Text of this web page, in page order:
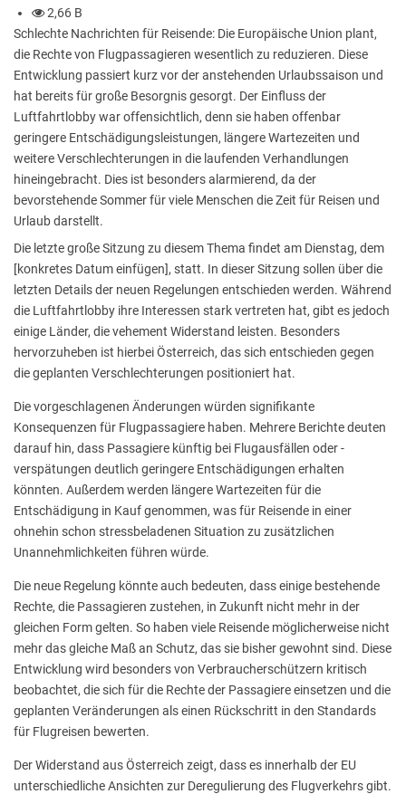
2,66 B
Schlechte Nachrichten für Reisende: Die Europäische Union plant,
die Rechte von Flugpassagieren wesentlich zu reduzieren. Diese
Entwicklung passiert kurz vor der anstehenden Urlaubssaison und
hat bereits für große Besorgnis gesorgt. Der Einfluss der
Luftfahrtlobby war offensichtlich, denn sie haben offenbar
geringere Entschädigungsleistungen, längere Wartezeiten und
weitere Verschlechterungen in die laufenden Verhandlungen
hineingebracht. Dies ist besonders alarmierend, da der
bevorstehende Sommer für viele Menschen die Zeit für Reisen und
Urlaub darstellt.
Die letzte große Sitzung zu diesem Thema findet am Dienstag, dem
[konkretes Datum einfügen], statt. In dieser Sitzung sollen über die
letzten Details der neuen Regelungen entschieden werden. Während
die Luftfahrtlobby ihre Interessen stark vertreten hat, gibt es jedoch
einige Länder, die vehement Widerstand leisten. Besonders
hervorzuheben ist hierbei Österreich, das sich entschieden gegen
die geplanten Verschlechterungen positioniert hat.
Die vorgeschlagenen Änderungen würden signifikante
Konsequenzen für Flugpassagiere haben. Mehrere Berichte deuten
darauf hin, dass Passagiere künftig bei Flugausfällen oder -
verspätungen deutlich geringere Entschädigungen erhalten
könnten. Außerdem werden längere Wartezeiten für die
Entschädigung in Kauf genommen, was für Reisende in einer
ohnehin schon stressbeladenen Situation zu zusätzlichen
Unannehmlichkeiten führen würde.
Die neue Regelung könnte auch bedeuten, dass einige bestehende
Rechte, die Passagieren zustehen, in Zukunft nicht mehr in der
gleichen Form gelten. So haben viele Reisende möglicherweise nicht
mehr das gleiche Maß an Schutz, das sie bisher gewohnt sind. Diese
Entwicklung wird besonders von Verbraucherschützern kritisch
beobachtet, die sich für die Rechte der Passagiere einsetzen und die
geplanten Veränderungen als einen Rückschritt in den Standards
für Flugreisen bewerten.
Der Widerstand aus Österreich zeigt, dass es innerhalb der EU
unterschiedliche Ansichten zur Deregulierung des Flugverkehrs gibt.